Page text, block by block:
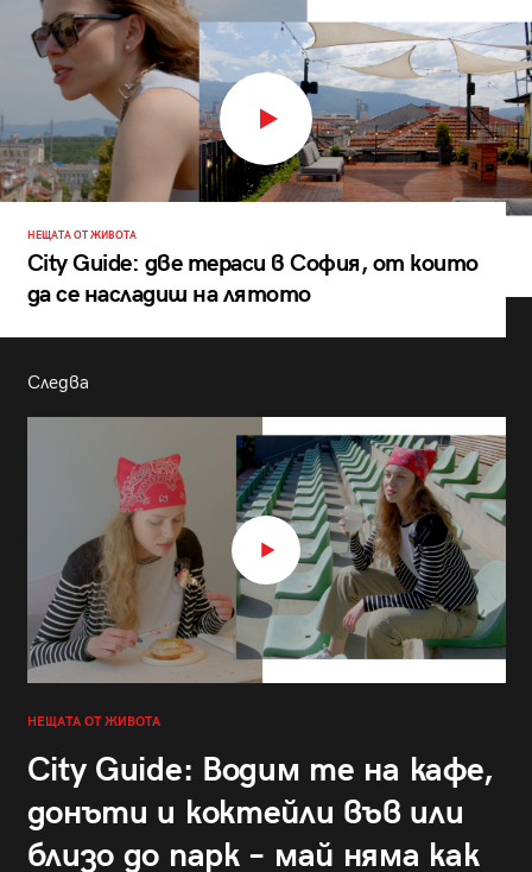
НЕЩАТА ОТ ЖИВОТА
City Guide: две тераси в София, от които
да се насладиш на лятото
Следва
НЕЩАТА ОТ ЖИВОТА
City Guide: Водим те на кафе,
донъти и коктейли във или
близо до парк – май няма как